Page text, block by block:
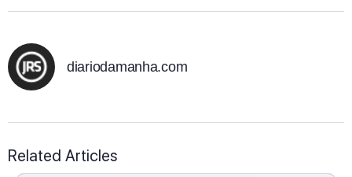
diariodamanha.com
Related Articles